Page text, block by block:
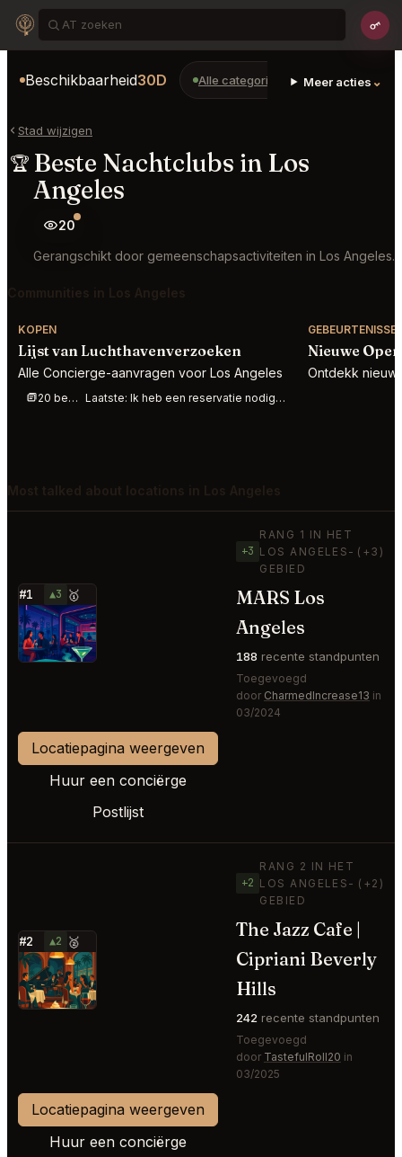
Beschikbaarheid30D Alle categorieën Restaurants
Meer acties ⌄
Stad wijzigen
🏆 Beste Nachtclubs in Los
Angeles
20
Gerangschikt door gemeenschapsactiviteiten in Los Angeles.
KOPEN
Lijst van Luchthavenverzoeken
Alle Concierge-aanvragen voor Los Angeles
20 berichten deze week Laatste:Ik heb een reservatie nodig bij Bad Roman Beverly Hills voor 4 personen morgen 8 augustus
Nieuwe
Ontdekk
#1 ▲3 🥇
⭐
+3
RANG 1 IN HET
LOS ANGELES-
GEBIED
(+3)
MARS Los
Angeles
188 recente standpunten
Toegevoegd
door CharmedIncrease13 in
03/2024
Locatiepagina weergeven
Huur een conciërge
Postlijst
#2 ▲2 🥈
⭐
+2
RANG 2 IN HET
LOS ANGELES-
GEBIED
(+2)
The Jazz Cafe |
Cipriani Beverly
Hills
242 recente standpunten
Toegevoegd
door TastefulRoll20 in
03/2025
Locatiepagina weergeven
Huur een conciërge